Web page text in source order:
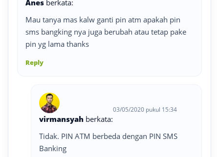
Anes berkata:
Mau tanya mas kalw ganti pin atm apakah pin
sms bangking nya juga berubah atau tetap pake
pin yg lama thanks
Reply
virmansyah berkata:
03/05/2020 pukul 15:34
Tidak. PIN ATM berbeda dengan PIN SMS
Banking